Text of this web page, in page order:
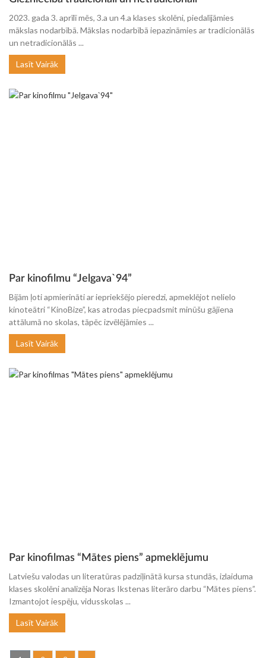
2023. gada 3. aprīlī mēs, 3.a un 4.a klases skolēni, piedalījāmies
mākslas nodarbībā. Mākslas nodarbībā iepazināmies ar tradicionālās
un netradicionālās ...
Lasīt Vairāk
Par kinofilmu “Jelgava`94”
Bijām ļoti apmierināti ar iepriekšējo pieredzi, apmeklējot nelielo
kinoteātri “KinoBize”, kas atrodas piecpadsmit minūšu gājiena
attālumā no skolas, tāpēc izvēlējāmies ...
Lasīt Vairāk
Par kinofilmas “Mātes piens” apmeklējumu
Latviešu valodas un literatūras padziļinātā kursa stundās, izlaiduma
klases skolēni analizēja Noras Ikstenas literāro darbu “Mātes piens”.
Izmantojot iespēju, vidusskolas ...
Lasīt Vairāk